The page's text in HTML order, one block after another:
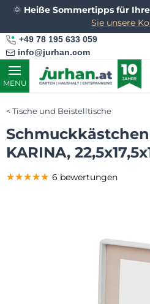
🌞 Heiße Sommertipps für
Sie unsere
+49 78 195 633 059
info@jurhan.com
MENU
Tische und Beistelltische
KARINA,
★★★★★
★★★★★
★★★★★ 6 bewertungen